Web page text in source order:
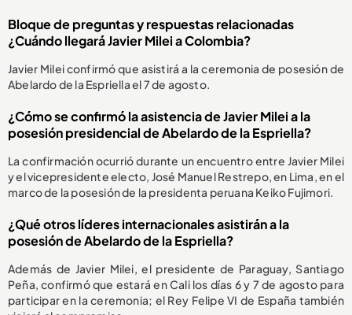
Bloque de preguntas y respuestas relacionadas
¿Cuándo llegará Javier Milei a Colombia?
Javier Milei confirmó que asistirá a la ceremonia de posesión de
Abelardo de la Espriella el 7 de agosto.
¿Cómo se confirmó la asistencia de Javier Milei a la
posesión presidencial de Abelardo de la Espriella?
La confirmación ocurrió durante un encuentro entre Javier Milei
y el vicepresidente electo, José Manuel Restrepo, en Lima, en el
marco de la posesión de la presidenta peruana Keiko Fujimori.
¿Qué otros líderes internacionales asistirán a la
posesión de Abelardo de la Espriella?
Además de Javier Milei, el presidente de Paraguay, Santiago
Peña, confirmó que estará en Cali los días 6 y 7 de agosto para
participar en la ceremonia; el Rey Felipe VI de España también